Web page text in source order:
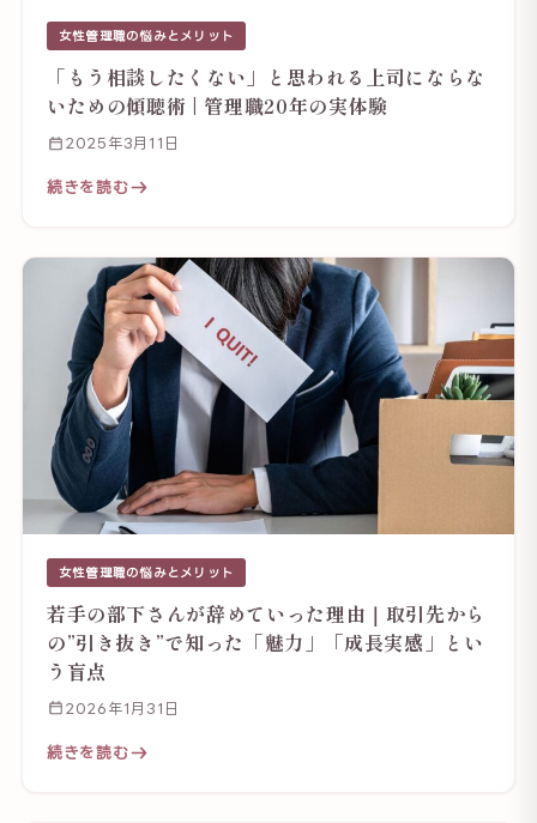
女性管理職の悩みとメリット
「もう相談したくない」と思われる上司にならな
いための傾聴術 | 管理職20年の実体験
2025年3月11日
続きを読む
女性管理職の悩みとメリット
若手の部下さんが辞めていった理由｜取引先から
の”引き抜き”で知った「魅力」「成長実感」とい
う盲点
2026年1月31日
続きを読む